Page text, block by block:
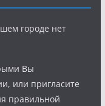
городе нет
Вы
или пригласите
правильной